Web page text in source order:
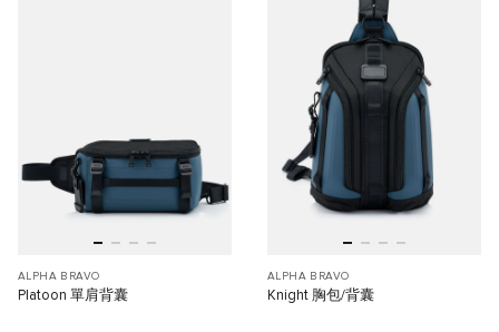
ALPHA BRAVO
Platoon 單肩背囊
ALPHA BRAVO
Knight 胸包/背囊